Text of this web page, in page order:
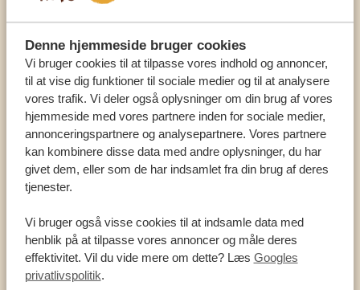
Denne hjemmeside bruger cookies
Vi bruger cookies til at tilpasse vores indhold og annoncer,
til at vise dig funktioner til sociale medier og til at analysere
vores trafik. Vi deler også oplysninger om din brug af vores
hjemmeside med vores partnere inden for sociale medier,
annonceringspartnere og analysepartnere. Vores partnere
kan kombinere disse data med andre oplysninger, du har
givet dem, eller som de har indsamlet fra din brug af deres
tjenester.
Vi bruger også visse cookies til at indsamle data med
henblik på at tilpasse vores annoncer og måle deres
effektivitet. Vil du vide mere om dette? Læs Googles
privatlivspolitik.
høre, hvordan de har bevaret deres traditioner og
kultur gennem tusindvis af år! Men der er også
andre oprindelige stammer, du kan møde, for
eksempel Ndebele, Pedi, Shangaan Tsonga, Venda,
Xhosa eller den velkendte Zulu-stamme, som også
kaldes “himlens folk”. De er kendt for Shaka Zulus
store rige og er i dag den største etniske gruppe i
Sydafrika med over en million mennesker. Når du
traditionelle tøj og krigerfærdigheder.
MEST ALMINDELIGE DYR
Leoparder